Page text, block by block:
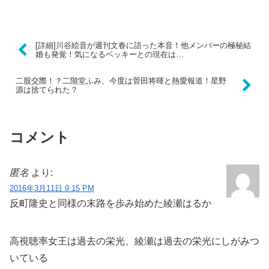
[詳細]川谷絵音が週刊文春に語った本音！他メンバーの極秘結
婚も発覚！気になるベッキーとの現在は…
二股交際！？二階堂ふみ、今度は菅田将暉と熱愛報道！星野
源は捨てられた？
コメント
匿名 より:
2016年3月11日 9:15 PM
反町隆史と同様の末路を歩み始めた綾瀬はるか
高視聴率女王は過去の栄光、綾瀬は過去の栄光にしがみつ
いている